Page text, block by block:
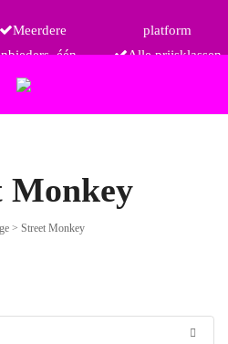
Meerdere
één
platform
Alle prijsklassen
Monkey
> Street Monkey